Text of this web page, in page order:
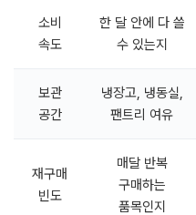
소비
속도
한 달 안에 다 쓸
수 있는지
보관
공간
냉장고, 냉동실,
팬트리 여유
재구매
빈도
매달 반복
구매하는
품목인지